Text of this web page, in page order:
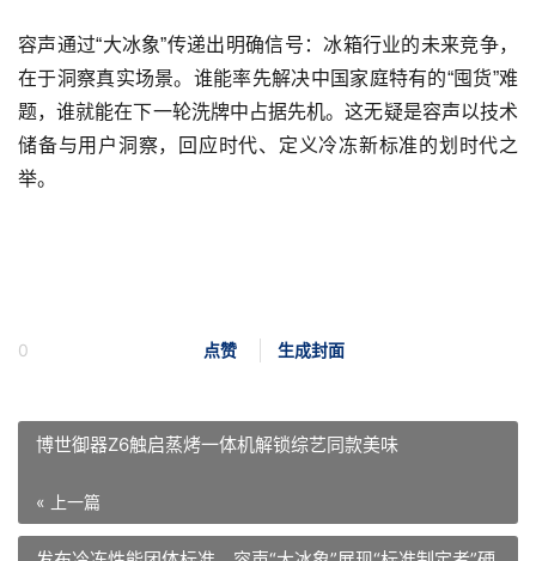
容声通过“大冰象”传递出明确信号：冰箱行业的未来竞争，
在于洞察真实场景。谁能率先解决中国家庭特有的“囤货”难
题，谁就能在下一轮洗牌中占据先机。这无疑是容声以技术
储备与用户洞察，回应时代、定义冷冻新标准的划时代之
举。
点赞 生成封面
0
博世御器Z6触启蒸烤一体机解锁综艺同款美味
« 上一篇